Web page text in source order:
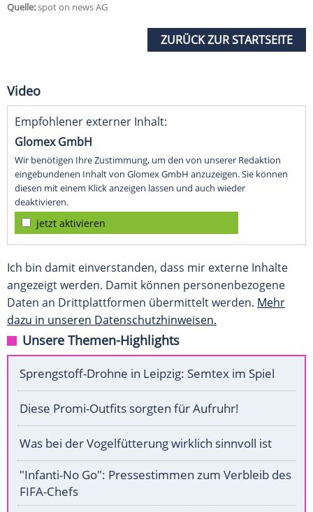
Quelle:spot on news AG
ZURÜCK ZUR STARTSEITE
Video
Empfohlener externer Inhalt:
Glomex GmbH
Wir benötigen Ihre Zustimmung, um den von unserer Redaktion
eingebundenen Inhalt von Glomex GmbH anzuzeigen. Sie können
diesen mit einem Klick anzeigen lassen und auch wieder
deaktivieren.
jetzt aktivieren
Ich bin damit einverstanden, dass mir externe Inhalte
angezeigt werden. Damit können personenbezogene
Daten an Drittplattformen übermittelt werden. Mehr
dazu in unseren Datenschutzhinweisen.
Unsere Themen-Highlights
Sprengstoff-Drohne in Leipzig: Semtex im Spiel
Diese Promi-Outfits sorgten für Aufruhr!
Was bei der Vogelfütterung wirklich sinnvoll ist
"Infanti-No Go": Pressestimmen zum Verbleib des
FIFA-Chefs